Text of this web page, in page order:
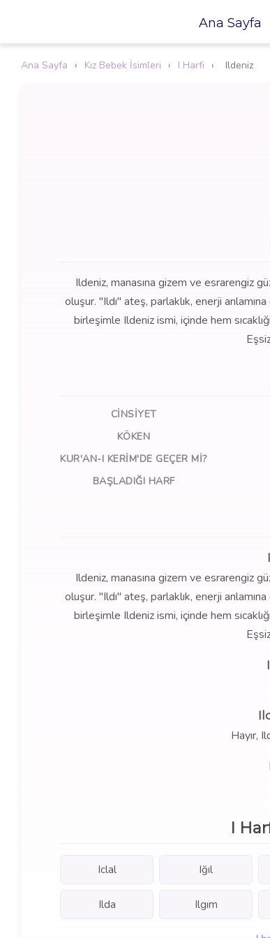
Ana Sayfa
Ana Sayfa › Kız Bebek İsimleri › I Harfi › Ildeniz
Ildeniz, manasına gizem ve esrarengiz
oluşur. "Ildı" ateş, parlaklık, enerji
birleşimle Ildeniz ismi, içinde hem
CINSIYET
KÖKEN
KUR'AN-I KERIM'DE GEÇER MI?
BAŞLADIĞI HARF
Ildeniz, manasına gizem ve esrarengiz
oluşur. "Ildı" ateş, parlaklık, enerji
birleşimle Ildeniz ismi, içinde hem
Hayır,
I
Iclal Iğıl
Ilda Ilgım